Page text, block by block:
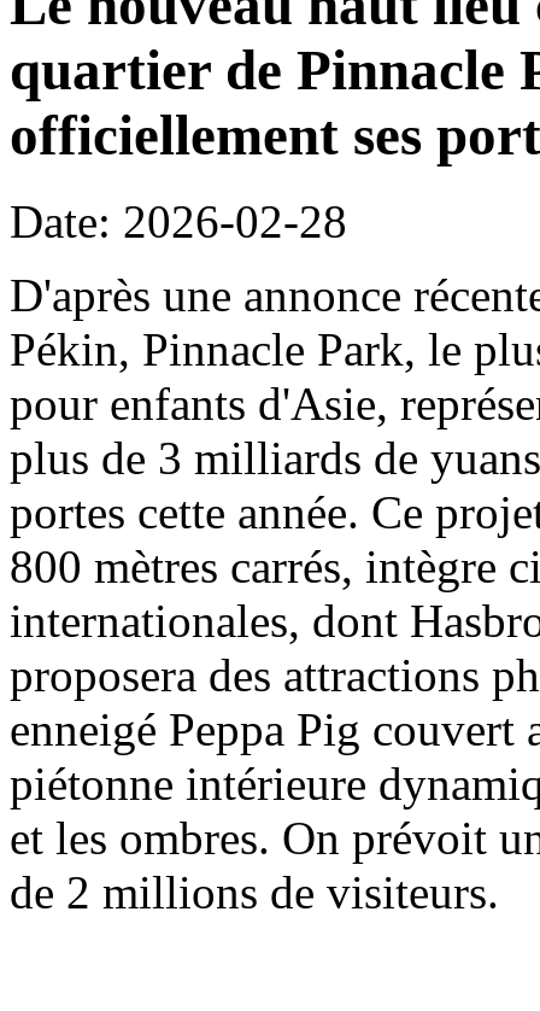
quartier de Pinnacle
officiellement ses
Date: 2026-02-28
D'après une annonce
Pékin, Pinnacle Park, le
pour enfants d'Asie,
plus de 3 milliards de
portes cette année. Ce
800 mètres carrés, intègre
internationales, dont
proposera des attractions
enneigé Peppa Pig couvert
piétonne intérieure
et les ombres. On prévoit
de 2 millions de visiteurs.